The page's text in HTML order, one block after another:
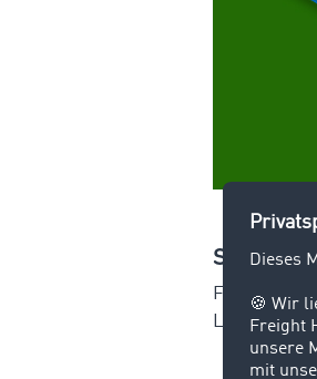
Stufe 1 –
Für die